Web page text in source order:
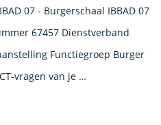
07 - Burgerschaal IBBAD 07
67457 Dienstverband
Functiegroep Burger
vragen van je …